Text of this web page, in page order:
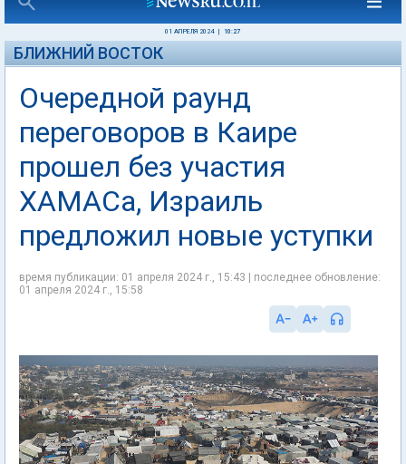
01 АПРЕЛЯ 2024 10:27
БЛИЖНИЙ ВОСТОК
Очередной раунд
переговоров в Каире
прошел без участия
ХАМАСа, Израиль
предложил новые уступки
время публикации: 01 апреля 2024 г., 15:43 | последнее обновление:
01 апреля 2024 г., 15:58